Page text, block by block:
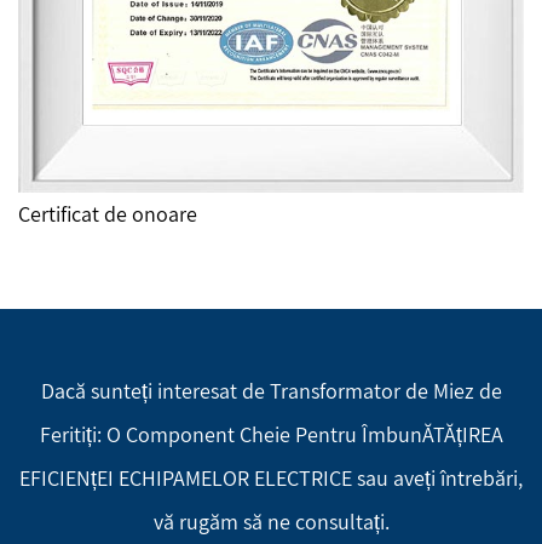
Certificat de onoare
Dacă sunteți interesat de Transformator de Miez de
Feritiți: O Component Cheie Pentru ÎmbunĂTĂțIREA
EFICIENțEI ECHIPAMELOR ELECTRICE sau aveți întrebări,
vă rugăm să ne consultați.